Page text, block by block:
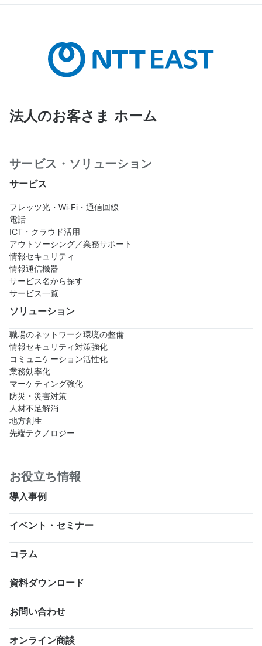
法人のお客さま ホーム
サービス・ソリューション
サービス
フレッツ光・Wi-Fi・通信回線
電話
ICT・クラウド活用
アウトソーシング／業務サポート
情報セキュリティ
情報通信機器
サービス名から探す
サービス一覧
ソリューション
職場のネットワーク環境の整備
情報セキュリティ対策強化
コミュニケーション活性化
業務効率化
マーケティング強化
防災・災害対策
人材不足解消
地方創生
先端テクノロジー
お役立ち情報
導入事例
イベント・セミナー
コラム
資料ダウンロード
お問い合わせ
オンライン商談